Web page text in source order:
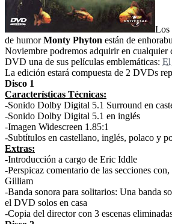
Los
de humorMonty Phyton están de
Noviembre podremos adquirir en cualquier
DVD una de sus películas emblemáticas: El
La edición estará compuesta de 2 DVDs
Disco 1
Características Técnicas:
-Sonido Dolby Digital 5.1 Surround en
-Sonido Dolby Digital 5.1 en inglés
-Imagen Widescreen 1.85:1
-Subtítulos en castellano, inglés, polaco y
Extras:
-Introducción a cargo de Eric Iddle
-Perspicaz comentario de las secciones
Gilliam
-Banda sonora para solitarios: Una banda
el DVD solos en casa
-Copia del director con 3 escenas